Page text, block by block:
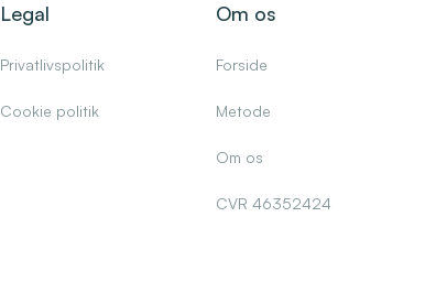
Legal
Privatlivspolitik
Cookie politik
Om os
Forside
Metode
Om os
CVR 46352424